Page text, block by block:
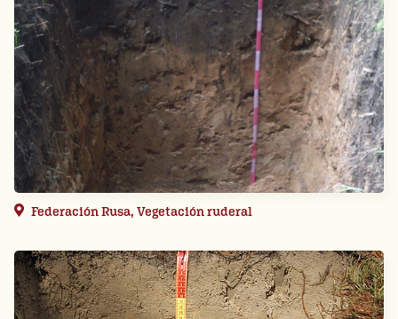
Federación Rusa, Vegetación ruderal